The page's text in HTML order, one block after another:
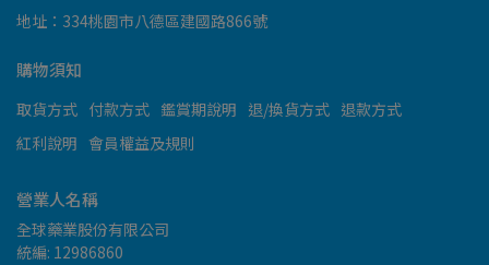
地址：334桃園市八德區建國路866號
購物須知
取貨方式 付款方式 鑑賞期說明 退/換貨方式 退款方式
紅利說明 會員權益及規則
營業人名稱
全球藥業股份有限公司
統編: 12986860